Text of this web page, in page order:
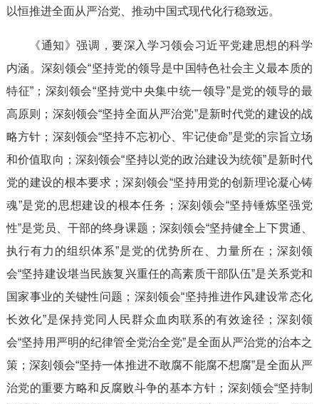
以恒推进全面从严治党、推动中国式现代化行稳致远。
《通知》强调，要深入学习领会习近平党建思想的科学
内涵。深刻领会“坚持党的领导是中国特色社会主义最本质的
特征”；深刻领会“坚持党中央集中统一领导”是党的领导的最
高原则；深刻领会“坚持全面从严治党”是新时代党的建设的战
略方针；深刻领会“坚持不忘初心、牢记使命”是党的宗旨立场
和价值取向；深刻领会“坚持以党的政治建设为统领”是新时代
党的建设的根本要求；深刻领会“坚持用党的创新理论凝心铸
魂”是党的思想建设的根本任务；深刻领会“坚持锤炼坚强党
性”是党员、干部的终身课题；深刻领会“坚持健全上下贯通、
执行有力的组织体系”是党的优势所在、力量所在；深刻领
会“坚持建设堪当民族复兴重任的高素质干部队伍”是关系党和
国家事业的关键性问题；深刻领会“坚持推进作风建设常态化
长效化”是保持党同人民群众血肉联系的有效途径；深刻领
会“坚持用严明的纪律管全党治全党”是全面从严治党的治本之
策；深刻领会“坚持一体推进不敢腐不能腐不想腐”是全面从严
治党的重要方略和反腐败斗争的基本方针；深刻领会“坚持制